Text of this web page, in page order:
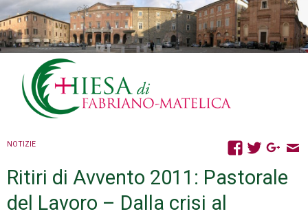
NOTIZIE
Ritiri di Avvento 2011: Pastorale
del Lavoro – Dalla crisi al